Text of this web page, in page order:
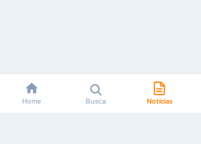
Home Busca Notícias